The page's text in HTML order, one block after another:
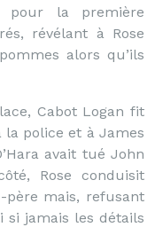
pour la première
révélant à Rose
alors qu’ils
Cabot Logan fit
police et à James
avait tué John
Rose conduisit
père mais, refusant
jamais les détails